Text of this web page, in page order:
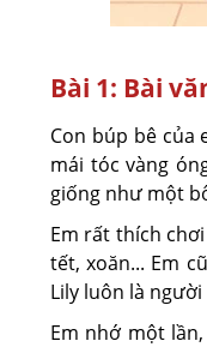
Bài 1: Bài
Con búp bê của
mái tóc vàng
giống như một
Em rất thích
tết, xoăn... Em
Lily luôn là
Em nhớ một